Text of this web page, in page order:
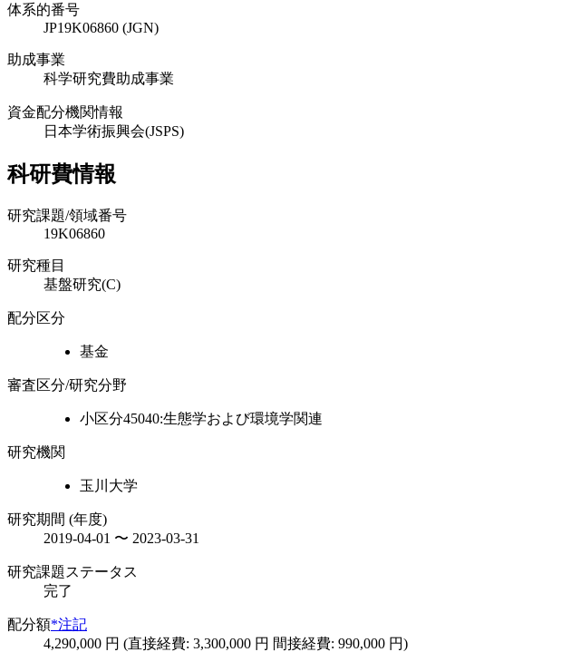
体系的番号
JP19K06860 (JGN)
助成事業
科学研究費助成事業
資金配分機関情報
日本学術振興会(JSPS)
科研費情報
研究課題/領域番号
19K06860
研究種目
基盤研究(C)
配分区分
基金
審査区分/研究分野
小区分45040:生態学および環境学関連
研究機関
玉川大学
研究期間 (年度)
2019-04-01 〜 2023-03-31
研究課題ステータス
完了
配分額*注記
4,290,000 円 (直接経費: 3,300,000 円 間接経費: 990,000 円)